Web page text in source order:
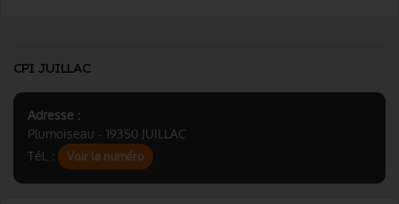
CPI JUILLAC
Adresse :
Plumoiseau - 19350 JUILLAC
Tél. :
Voir le numéro